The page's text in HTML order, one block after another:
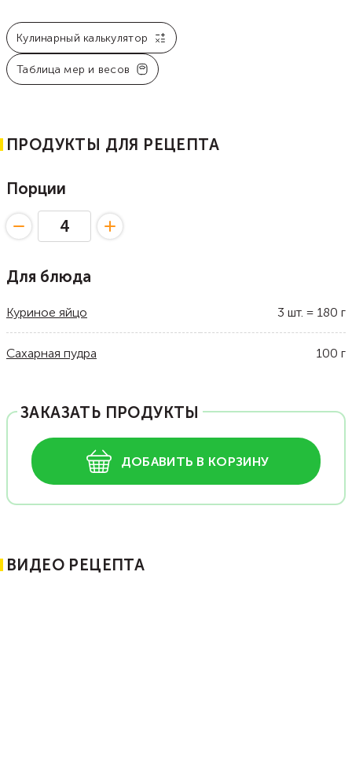
Кулинарный калькулятор
Таблица мер и весов
ПРОДУКТЫ ДЛЯ РЕЦЕПТА
Порции
Для блюда
Куриное яйцо 3 шт. = 180 г
Сахарная пудра 100 г
ЗАКАЗАТЬ ПРОДУКТЫ
ДОБАВИТЬ В КОРЗИНУ
ВИДЕО РЕЦЕПТА